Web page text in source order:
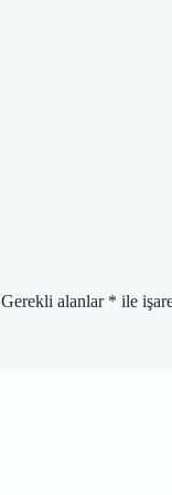
Gerekli alanlar * ile